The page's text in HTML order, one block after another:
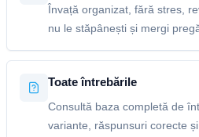
Învață organizat, fără stres,
nu le stăpânești și mergi
Toate întrebările
Consultă baza completă de
variante, răspunsuri corecte și